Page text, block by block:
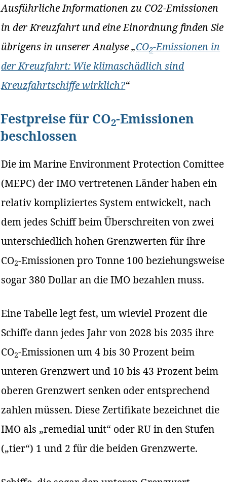
Ausführliche Informationen zu CO2-Emissionen
in der Kreuzfahrt und eine Einordnung finden Sie
übrigens in unserer Analyse „CO2-Emissionen in
der Kreuzfahrt: Wie klimaschädlich sind
Kreuzfahrtschiffe wirklich?“
Festpreise für CO2-Emissionen
beschlossen
Die im Marine Environment Protection Comittee
(MEPC) der IMO vertretenen Länder haben ein
relativ kompliziertes System entwickelt, nach
dem jedes Schiff beim Überschreiten von zwei
unterschiedlich hohen Grenzwerten für ihre
CO2-Emissionen pro Tonne 100 beziehungsweise
sogar 380 Dollar an die IMO bezahlen muss.
Eine Tabelle legt fest, um wieviel Prozent die
Schiffe dann jedes Jahr von 2028 bis 2035 ihre
CO2-Emissionen um 4 bis 30 Prozent beim
unteren Grenzwert und 10 bis 43 Prozent beim
oberen Grenzwert senken oder entsprechend
zahlen müssen. Diese Zertifikate bezeichnet die
IMO als „remedial unit“ oder RU in den Stufen
(„tier“) 1 und 2 für die beiden Grenzwerte.